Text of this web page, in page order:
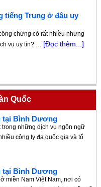
tiếng Trung ở đâu uy
chứng có rất nhiều nhưng
vụ uy tín? … [Đọc thêm...]
Quốc
tại Bình Dương
trong những dịch vụ ngôn ngữ
công ty đa quốc gia và tổ
tại Bình Dương
miền Nam Việt Nam, nơi có